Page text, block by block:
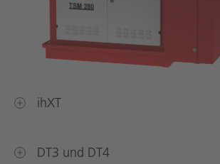
ihXT
DT3 und DT4